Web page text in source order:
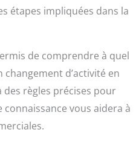
étapes impliquées dans la
de comprendre à quel
d’activité en
règles précises pour
vous aidera à